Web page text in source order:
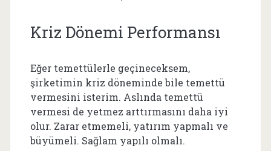
Kriz Dönemi Performansı
Eğer temettülerle geçineceksem,
şirketimin kriz döneminde bile temettü
vermesini isterim. Aslında temettü
vermesi de yetmez arttırmasını daha iyi
olur. Zarar etmemeli, yatırım yapmalı ve
büyümeli. Sağlam yapılı olmalı.